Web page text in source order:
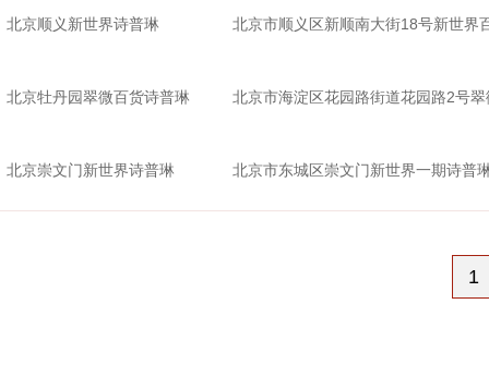
北京顺义新世界诗普琳 北京市顺义区新顺南大街18号新世界
北京牡丹园翠微百货诗普琳 北京市海淀区花园路街道花园路2号
北京崇文门新世界诗普琳 北京市东城区崇文门新世界一期诗普
1